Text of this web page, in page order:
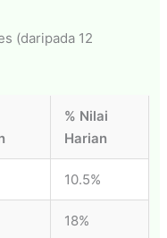
(daripada 12
% Nilai
Harian
10.5%
18%